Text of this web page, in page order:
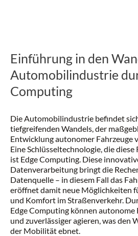
Einführung in den
Automobilindustrie
Computing
Die Automobilindustrie befindet
tiefgreifenden Wandels, der
Entwicklung autonomer Fahrzeuge
Eine Schlüsseltechnologie, die
ist Edge Computing. Diese
Datenverarbeitung bringt die
Datenquelle – in diesem Fall das
eröffnet damit neue Möglichkeiten
und Komfort im Straßenverkehr.
Edge Computing können
und zuverlässiger agieren, was den
der Mobilität ebnet.